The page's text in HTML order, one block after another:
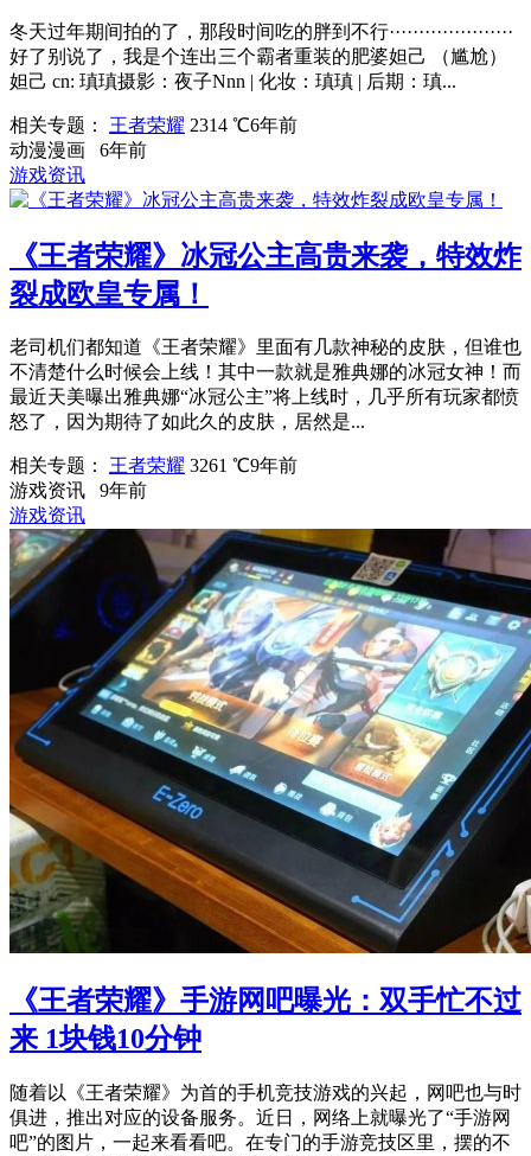
冬天过年期间拍的了，那段时间吃的胖到不行·····················
好了别说了，我是个连出三个霸者重装的肥婆妲己 （尴尬）
妲己 cn: 瑱瑱摄影：夜子Nnn | 化妆：瑱瑱 | 后期：瑱...
相关专题： 王者荣耀 2314 ℃6年前
动漫漫画
6年前
游戏资讯
《王者荣耀》冰冠公主高贵来袭，特效炸
裂成欧皇专属！
老司机们都知道《王者荣耀》里面有几款神秘的皮肤，但谁也
不清楚什么时候会上线！其中一款就是雅典娜的冰冠女神！而
最近天美曝出雅典娜“冰冠公主”将上线时，几乎所有玩家都愤
怒了，因为期待了如此久的皮肤，居然是...
相关专题： 王者荣耀 3261 ℃9年前
游戏资讯
9年前
游戏资讯
《王者荣耀》手游网吧曝光：双手忙不过
来 1块钱10分钟
随着以《王者荣耀》为首的手机竞技游戏的兴起，网吧也与时
俱进，推出对应的设备服务。近日，网络上就曝光了“手游网
吧”的图片，一起来看看吧。在专门的手游竞技区里，摆的不